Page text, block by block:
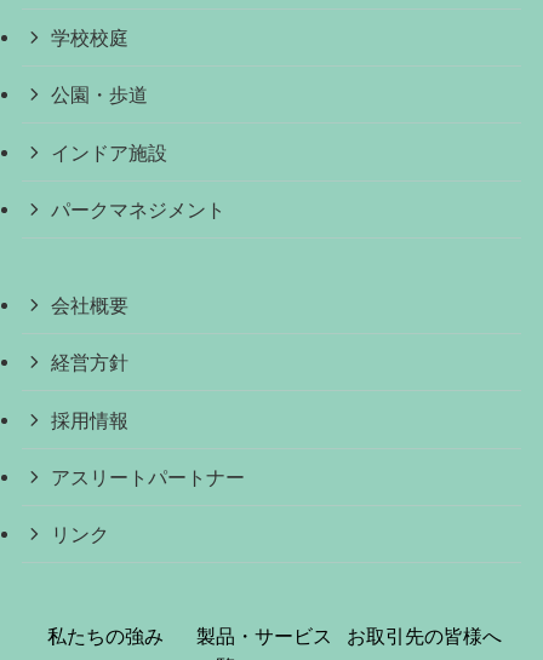
学校校庭
公園・歩道
インドア施設
パークマネジメント
会社概要
経営方針
採用情報
アスリートパートナー
リンク
私たちの強み
製品・サービス
お取引先の皆様へ